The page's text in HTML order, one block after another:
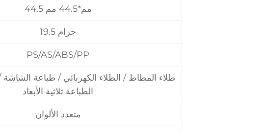
44.5 مم*44.5 مم
19.5 جرام
PS/AS/ABS/PP
طلاء المطاط / الطلاء الكهربائي / طباعة
الطباعة ثلاثية الأبعاد
متعدد الألوان